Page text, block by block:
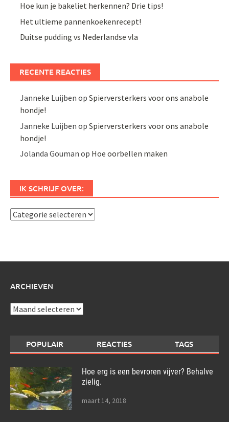
Hoe kun je bakeliet herkennen? Drie tips!
Het ultieme pannenkoekenrecept!
Duitse pudding vs Nederlandse vla
RECENTE REACTIES
Janneke Luijben opSpierversterkers voor ons anabole
hondje!
Janneke Luijben opSpierversterkers voor ons anabole
hondje!
Jolanda Gouman op Hoe oorbellen maken
IK SCHRIJF OVER:
Ik
ARCHIEVEN
Archieven
POPULAIR REACTIES TAGS
Hoe erg is een bevroren vijver? Behalve
zielig.
maart 14, 2018